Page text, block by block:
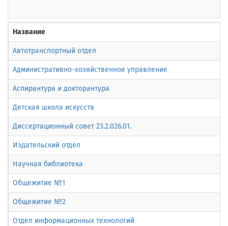
Название
Автотранспортный отдел
Административно-хозяйственное управление
Аспирантура и докторантура
Детская школа искусств
Диссертационный совет 23.2.026.01.
Издательский отдел
Научная библиотека
Общежитие №1
Общежитие №2
Отдел информационных технологий